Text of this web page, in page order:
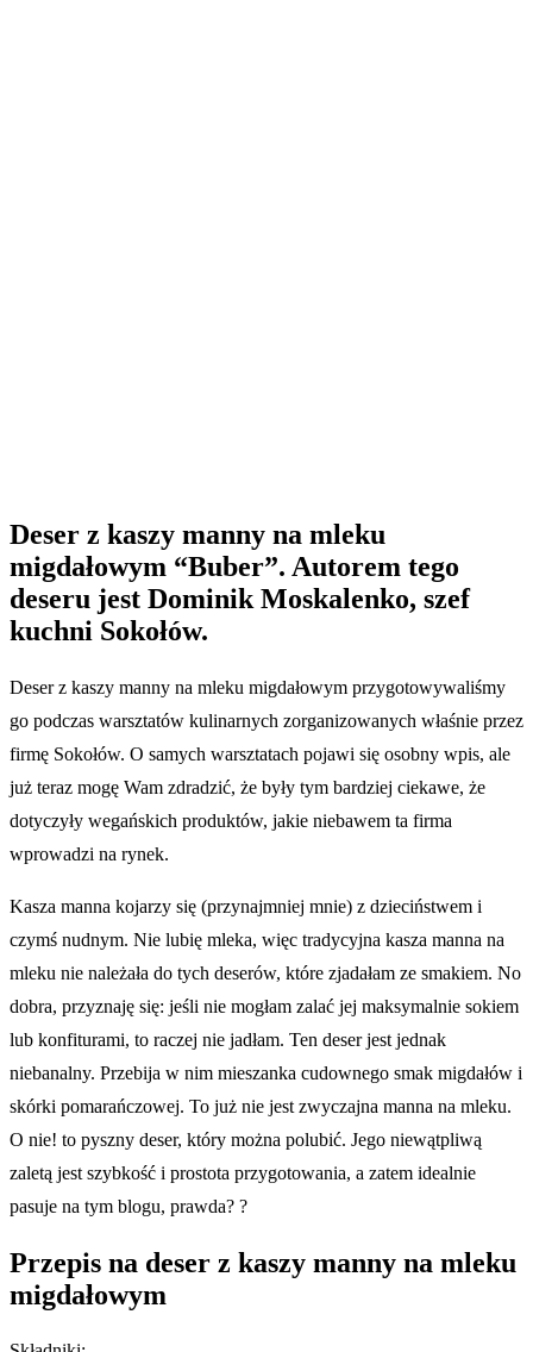
Deser z kaszy manny na mleku
migdałowym “Buber”. Autorem tego
deseru jest Dominik Moskalenko, szef
kuchni Sokołów.
Deser z kaszy manny na mleku migdałowym przygotowywaliśmy
go podczas warsztatów kulinarnych zorganizowanych właśnie przez
firmę Sokołów. O samych warsztatach pojawi się osobny wpis, ale
już teraz mogę Wam zdradzić, że były tym bardziej ciekawe, że
dotyczyły wegańskich produktów, jakie niebawem ta firma
wprowadzi na rynek.
Kasza manna kojarzy się (przynajmniej mnie) z dzieciństwem i
czymś nudnym. Nie lubię mleka, więc tradycyjna kasza manna na
mleku nie należała do tych deserów, które zjadałam ze smakiem. No
dobra, przyznaję się: jeśli nie mogłam zalać jej maksymalnie sokiem
lub konfiturami, to raczej nie jadłam. Ten deser jest jednak
niebanalny. Przebija w nim mieszanka cudownego smak migdałów i
skórki pomarańczowej. To już nie jest zwyczajna manna na mleku.
O nie! to pyszny deser, który można polubić. Jego niewątpliwą
zaletą jest szybkość i prostota przygotowania, a zatem idealnie
pasuje na tym blogu, prawda? ?
Przepis na deser z kaszy manny na mleku
migdałowym